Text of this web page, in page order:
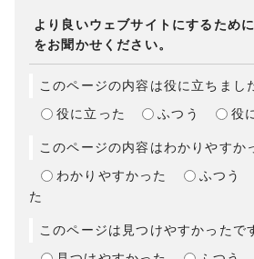
より良いウェブサイトにするため
をお聞かせください。
このページの内容は役に立ちまし
役に立った
ふつう 役
このページの内容はわかりやすか
わかりやすかった
ふつう
た
このページは見つけやすかったで